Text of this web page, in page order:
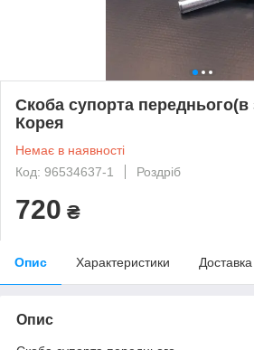
Скоба супорта переднього(в
Корея
Немає в наявності
Код: 96534637-1
Роздріб
720 ₴
Опис Характеристики Доставка
Опис